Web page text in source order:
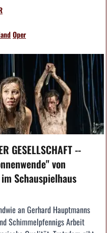
Oper
GESELLSCHAFT --
von
Schauspielhaus
an Gerhard Hauptmanns
Schimmelpfennigs Arbeit